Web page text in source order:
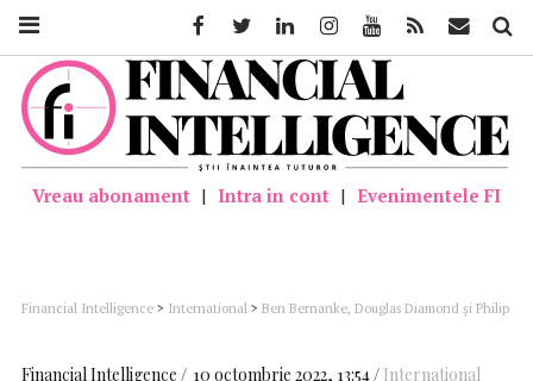
Vreau abonament | Intra in cont | Evenimentele FI
Financial Intelligence > International > Ben Bernanke, Douglas Diamond şi Philip
Financial Intelligence 10 octombrie 2022, 13:54 International
FacebookTwitter LinkedinInstagramYoutube Feed Mail